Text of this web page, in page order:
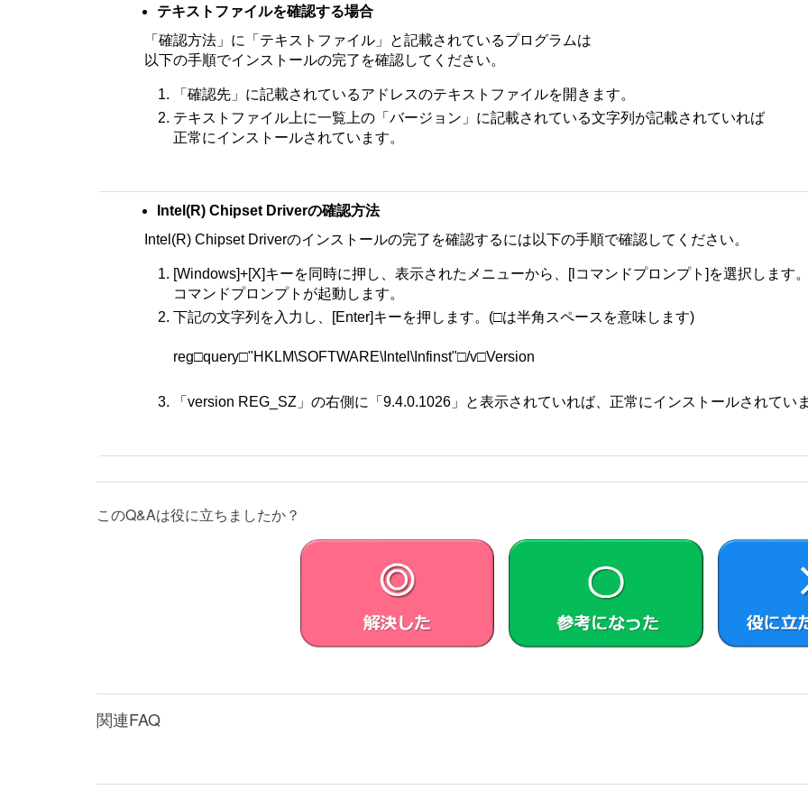
テキストファイルを確認する場合
「確認方法」に「テキストファイル」と記載されているプログラムは
以下の手順でインストールの完了を確認してください。
「確認先」に記載されているアドレスのテキストファイルを開きます。
テキストファイル上に一覧上の「バージョン」に記載されている文字列が記載されていれば
正常にインストールされています。
Intel(R) Chipset Driverの確認方法
Intel(R) Chipset Driverのインストールの完了を確認するには以下の手順で確認してください。
[Windows]+[X]キーを同時に押し、表示されたメニューから、[lコマンドプロンプト]を選択します。
コマンドプロンプトが起動します。
下記の文字列を入力し、[Enter]キーを押します。(□は半角スペースを意味します)
reg□query□"HKLM\SOFTWARE\Intel\Infinst"□/v□Version
「version REG_SZ」の右側に「9.4.0.1026」と表示されていれば、正常にインストールされていま
このQ&Aは役に立ちましたか？
関連FAQ